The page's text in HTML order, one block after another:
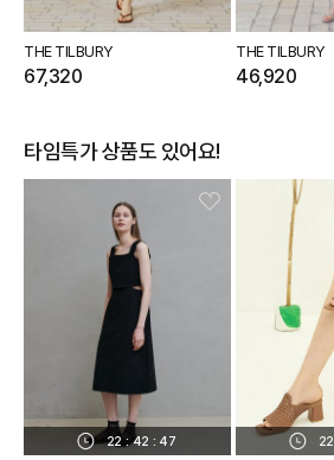
THE TILBURY
67,320
THE TILBURY
46,920
타임특가 상품도 있어요!
22 : 42 : 46 22